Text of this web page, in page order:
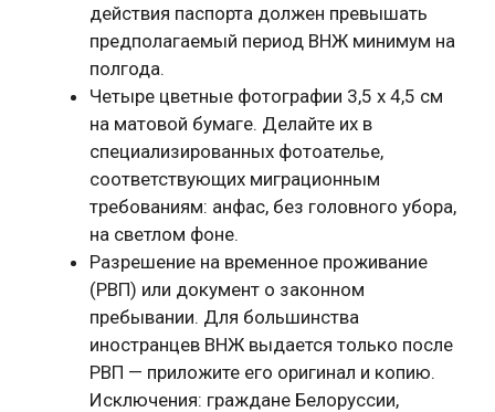
действия паспорта должен превышать
предполагаемый период ВНЖ минимум на
полгода.
Четыре цветные фотографии 3,5 x 4,5 см
на матовой бумаге. Делайте их в
специализированных фотоателье,
соответствующих миграционным
требованиям: анфас, без головного убора,
на светлом фоне.
Разрешение на временное проживание
(РВП) или документ о законном
пребывании. Для большинства
иностранцев ВНЖ выдается только после
РВП — приложите его оригинал и копию.
Исключения: граждане Белоруссии,